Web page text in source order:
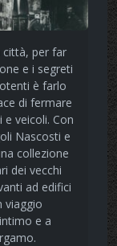
città, per far
e i segreti
è farlo
di fermare
veicoli. Con
Nascosti e
collezione
dei vecchi
ad edifici
viaggio
e a